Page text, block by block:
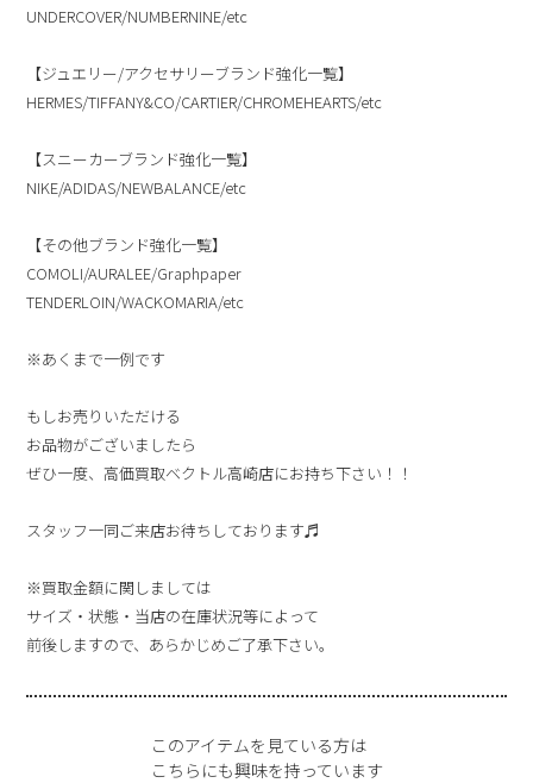
UNDERCOVER/NUMBERNINE/etc
【ジュエリー/アクセサリーブランド強化一覧】
HERMES/TIFFANY&CO/CARTIER/CHROMEHEARTS/etc
【スニーカーブランド強化一覧】
NIKE/ADIDAS/NEWBALANCE/etc
【その他ブランド強化一覧】
COMOLI/AURALEE/Graphpaper
TENDERLOIN/WACKOMARIA/etc
※あくまで一例です
もしお売りいただける
お品物がございましたら
ぜひ一度、高価買取ベクトル高崎店にお持ち下さい！！
スタッフ一同ご来店お待ちしております♬
※買取金額に関しましては
サイズ・状態・当店の在庫状況等によって
前後しますので、あらかじめご了承下さい。
このアイテムを見ている方は
こちらにも興味を持っています